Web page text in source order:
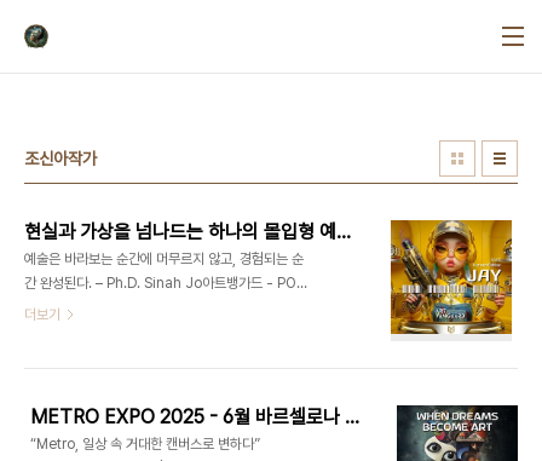
조신아작가
현실과 가상을 넘나드는 하나의 몰입형 예술세계 - ArtVanguard
예술은 바라보는 순간에 머무르지 않고, 경험되는 순
간 완성된다. – Ph.D. Sinah Jo아트뱅가드 - POP
FUTURE MUSE JAY 앨범 정식 출시POP
은 ‘보고, 듣고, 경험하는 예술’이라는 아트뱅가드의
철학을 가장 강하게 드러냅니다✨ 이 앨범은 단순한
음악 모음이 아니라, 현실과 가상을 넘나드는 하나의
더보기
METRO EXPO 2025 - 6월 바르셀로나 전시
“Metro, 일상 속 거대한 캔버스로 변하다”